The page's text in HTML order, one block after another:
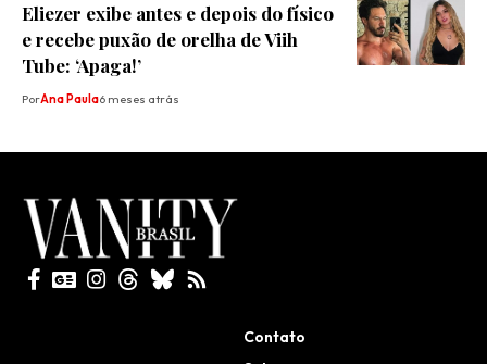
Eliezer exibe antes e depois do físico
e recebe puxão de orelha de Viih
Tube: ‘Apaga!’
PorAna Paula6 meses atrás
Contato